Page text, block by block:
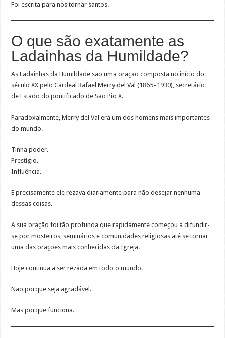
Foi escrita para nos tornar santos.
O que são exatamente as
Ladainhas da Humildade?
As Ladainhas da Humildade são uma oração composta no início do
século XX pelo Cardeal Rafael Merry del Val (1865–1930), secretário
de Estado do pontificado de São Pio X.
Paradoxalmente, Merry del Val era um dos homens mais importantes
do mundo.
Tinha poder.
Prestígio.
Influência.
E precisamente ele rezava diariamente para não desejar nenhuma
dessas coisas.
A sua oração foi tão profunda que rapidamente começou a difundir-
se por mosteiros, seminários e comunidades religiosas até se tornar
uma das orações mais conhecidas da Igreja.
Hoje continua a ser rezada em todo o mundo.
Não porque seja agradável.
Mas porque funciona.